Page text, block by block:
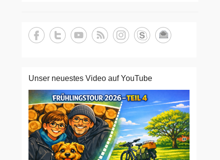
Unser neuestes Video auf YouTube